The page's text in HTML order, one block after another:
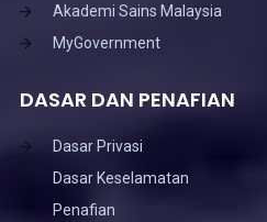
Akademi Sains Malaysia
MyGovernment
DASAR DAN PENAFIAN
Dasar Privasi
Dasar Keselamatan
Penafian